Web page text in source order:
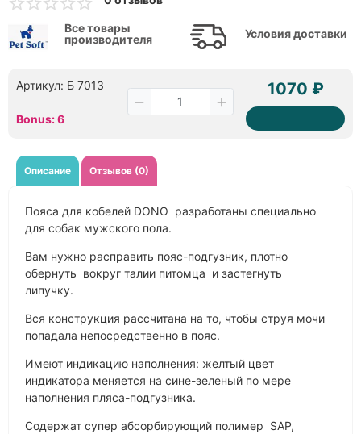
Все товары
производителя
Условия доставки
Артикул: Б 7013
Bonus: 6
1070 ₽
Описание Отзывов (0)
Пояса для кобелей DONO разработаны специально
для собак мужского пола.
Вам нужно расправить пояс-подгузник, плотно
обернуть вокруг талии питомца и застегнуть
липучку.
Вся конструкция рассчитана на то, чтобы струя мочи
попадала непосредственно в пояс.
Имеют индикацию наполнения: желтый цвет
индикатора меняется на сине-зеленый по мере
наполнения пляса-подгузника.
Cодержат супер абсорбирующий полимер SAP,